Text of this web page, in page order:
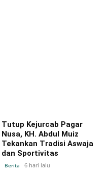
Tutup Kejurcab Pagar
Nusa, KH. Abdul Muiz
Tekankan Tradisi Aswaja
dan Sportivitas
Berita 6 hari lalu